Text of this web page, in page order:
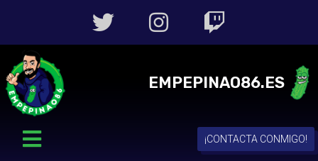
EMPEPINAO86.ES
¡CONTACTA CONMIGO!